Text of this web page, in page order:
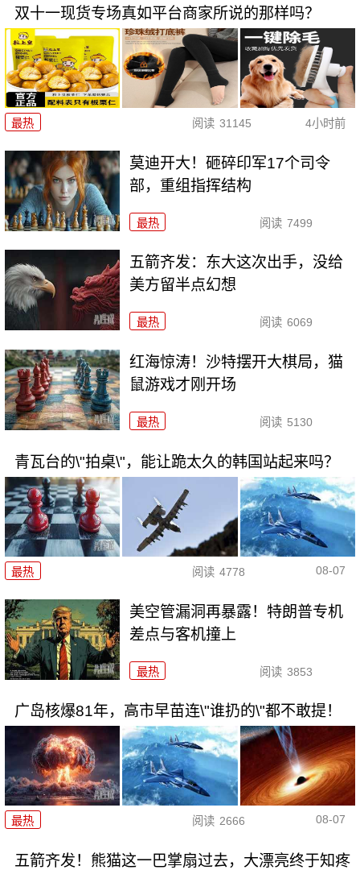
双十一现货专场真如平台商家所说的那样吗？
最热 阅读 31145 4小时前
莫迪开大！砸碎印军17个司令
部，重组指挥结构
最热 阅读 7499
五箭齐发：东大这次出手，没给
美方留半点幻想
最热 阅读 6069
红海惊涛！沙特摆开大棋局，猫
鼠游戏才刚开场
最热 阅读 5130
青瓦台的\"拍桌\"，能让跪太久的韩国站起来吗？
最热 阅读 4778 08-07
美空管漏洞再暴露！特朗普专机
差点与客机撞上
最热 阅读 3853
广岛核爆81年，高市早苗连\"谁扔的\"都不敢提！
最热 阅读 2666 08-07
五箭齐发！熊猫这一巴掌扇过去，大漂亮终于知疼